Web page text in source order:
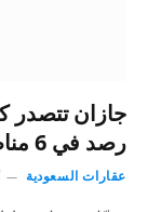
رصد في 6 مناطق بالمملكة
عقارات السعودية